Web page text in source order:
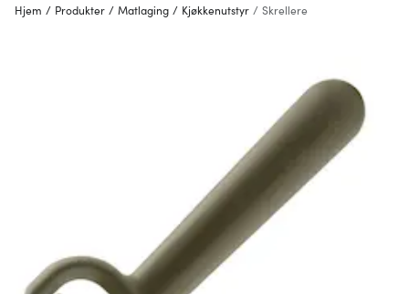
Hjem / Produkter / Matlaging / Kjøkkenutstyr / Skrellere